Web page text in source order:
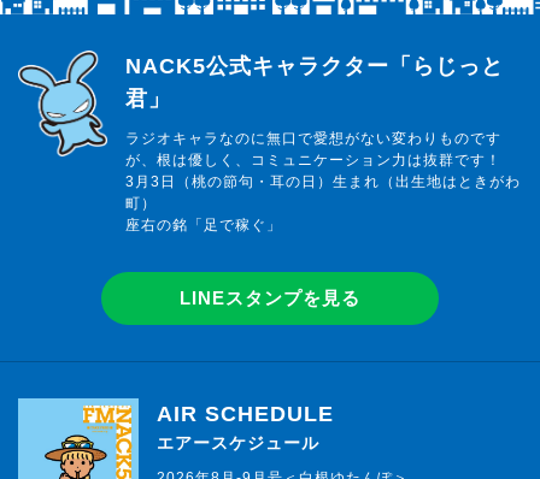
らじっと君
NACK5公式キャラクター「らじっと
君」
ラジオキャラなのに無口で愛想がない変わりものです
が、根は優しく、コミュニケーション力は抜群です！
3月3日（桃の節句・耳の日）生まれ（出生地はときがわ
町）
座右の銘「足で稼ぐ」
LINEスタンプを見る
AIR SCHEDULE
エアースケジュール